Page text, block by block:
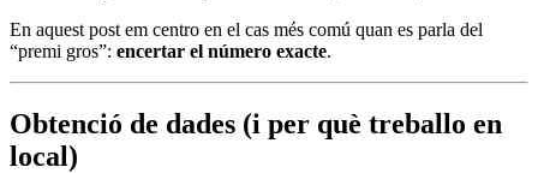
En aquest post em centro en el cas més comú quan es parla del
“premi gros”: encertar el número exacte.
Obtenció de dades (i per què treballo en
local)